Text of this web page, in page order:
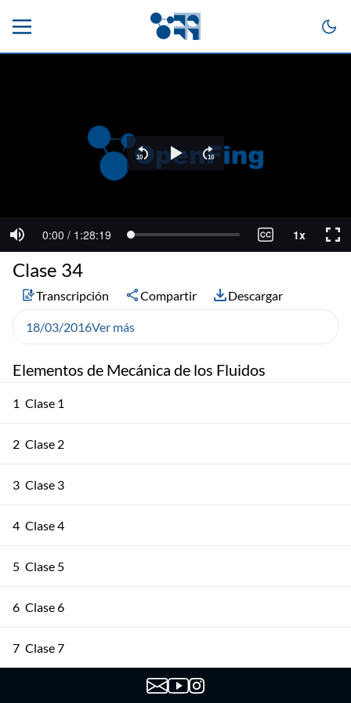
Elementos de Mecánica de los Fluidos
1 Clase 1
2 Clase 2
3 Clase 3
4 Clase 4
5 Clase 5
6 Clase 6
7 Clase 7
Clase 34
Transcripción Compartir Descargar
18/03/2016Ver más